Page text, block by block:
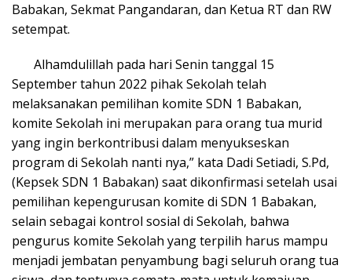
Babakan, Sekmat Pangandaran, dan Ketua RT dan RW
setempat.
Alhamdulillah pada hari Senin tanggal 15
September tahun 2022 pihak Sekolah telah
melaksanakan pemilihan komite SDN 1 Babakan,
komite Sekolah ini merupakan para orang tua murid
yang ingin berkontribusi dalam menyukseskan
program di Sekolah nanti nya,” kata Dadi Setiadi, S.Pd,
(Kepsek SDN 1 Babakan) saat dikonfirmasi setelah usai
pemilihan kepengurusan komite di SDN 1 Babakan,
selain sebagai kontrol sosial di Sekolah, bahwa
pengurus komite Sekolah yang terpilih harus mampu
menjadi jembatan penyambung bagi seluruh orang tua